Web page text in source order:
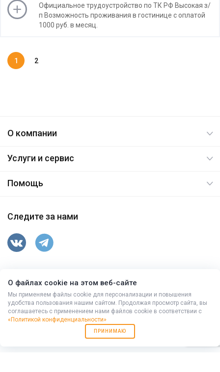
Официальное трудоустройство по ТК РФ Высокая з/
п Возможность проживания в гостинице с оплатой
1000 руб. в месяц.
1 2
О компании
Услуги и сервис
Помощь
Следите за нами
ул.Гусева,15
© 2026. Все права защищены.
+7 (86371) 9-43-10,(863) 333-94-78
Мибок: Универсальный корпоративный сайт с
О файлах cookie на этом веб-сайте
Мы применяем файлы cookie для персонализации и повышения
удобства пользования нашим сайтом. Продолжая просмотр сайта, вы
соглашаетесь с применением нами файлов cookie в соответствии с
«Политикой конфиденциальности»
ПРИНИМАЮ